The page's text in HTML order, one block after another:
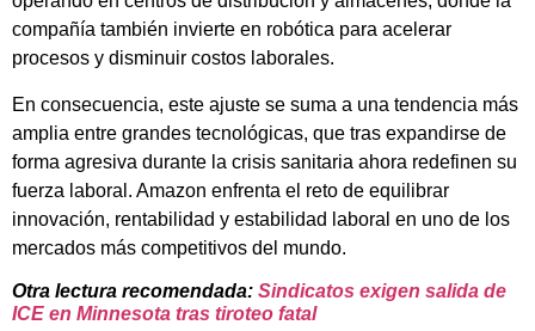
compañía también invierte en robótica para acelerar
procesos y disminuir costos laborales.
En consecuencia, este ajuste se suma a una tendencia más
amplia entre grandes tecnológicas, que tras expandirse de
forma agresiva durante la crisis sanitaria ahora redefinen su
fuerza laboral. Amazon enfrenta el reto de equilibrar
innovación, rentabilidad y estabilidad laboral en uno de los
mercados más competitivos del mundo.
Otra lectura recomendada: Sindicatos exigen salida de
ICE en Minnesota tras tiroteo fatal